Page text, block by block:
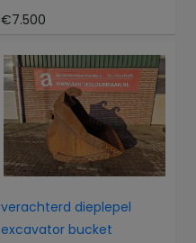
€7.500
verachterd dieplepel
excavator bucket